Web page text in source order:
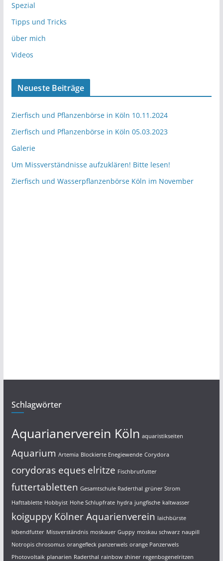
Spezial
Tipps und Tricks
über mich
Videos
Neueste Beiträge
Zierfisch und Pflanzenbörse in Köln 10.11.2024
Zierfisch und Pflanzenbörse in Köln 05.03.2023
Galerie
Um Missverständnisse aufzuklären! Bitte lesen!
Zierfisch und Wasserpflanzenbörse Köln im November
Schlagwörter
Aquarianerverein Köln aquaristikseiten
Aquarium Artemia Blockierte Enegiewende Corydora
corydoras eques elritze Fischbrutfutter
futtertabletten Gesamtschule Raderthal grüner Strom
Hafttablette Hobbyist Hohe Schlupfrate hydra jungfische kaltwasser
koiguppy Kölner Aquarienverein laichbürste
lebendfutter Missverständnis moskauer Guppy moskau schwarz naupill
Notropis chrosomus orangefleck panzerwels orange Panzerwels
Photovoltaik planarien Raderthal rainbow shiner regenbogenelritzen